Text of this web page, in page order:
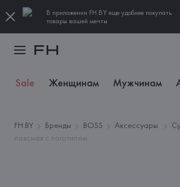
В приложении FH.BY еще удобнее покупать
товары вашей мечты
Sale Женщинам Мужчинам
FH.BY Бренды BOSS Аксессуары
поясная с логотипом